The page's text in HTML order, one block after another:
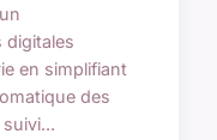
digitales
en simplifiant
des